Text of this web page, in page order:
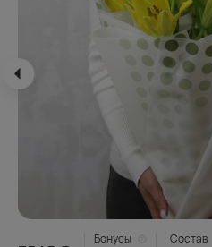
Бонусы Состав